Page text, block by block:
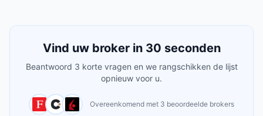
Vind uw broker in 30 seconden
Beantwoord 3 korte vragen en we rangschikken de lijst
opnieuw voor u.
Overeenkomend met 3 beoordeelde brokers